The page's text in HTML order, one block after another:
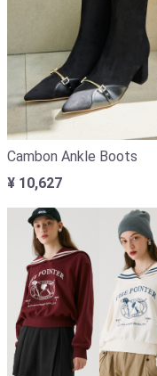
Cambon Ankle Boots
¥ 10,627